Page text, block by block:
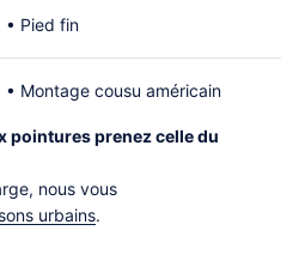
• Pied fin
• Montage cousu américain
pointures prenez celle du
nous vous
urbains.